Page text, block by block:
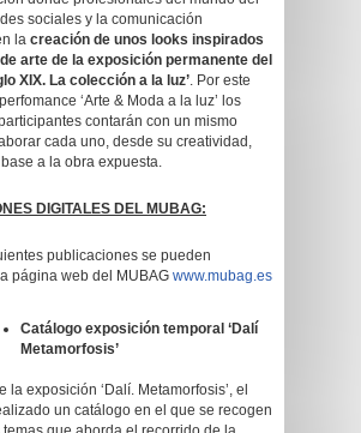
sociales y la comunicación
la creación de unos looks inspirados
arte de la exposición permanente del
XIX. La colección a la luz’. Por este
‘Arte & Moda a la luz’ los
contarán con un mismo
cada uno, desde su creatividad,
a la obra expuesta.
DIGITALES DEL MUBAG:
publicaciones se pueden
página web del MUBAG www.mubag.es
Catálogo exposición temporal ‘Dalí
Metamorfosis’
la exposición ‘Dalí. Metamorfosis’, el
un catálogo en el que se recogen